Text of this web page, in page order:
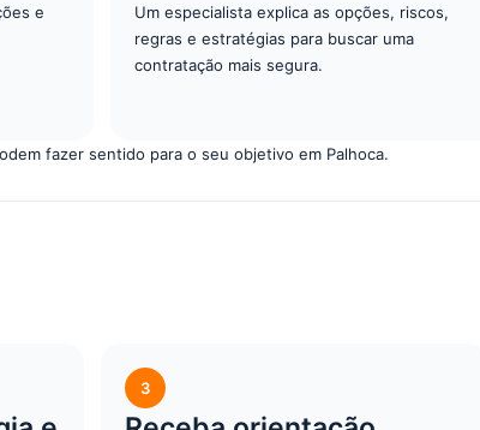
e
Um especialista explica as opções, riscos,
regras e estratégias para buscar uma
contratação mais segura.
fazer sentido para o seu objetivo em Palhoca.
3